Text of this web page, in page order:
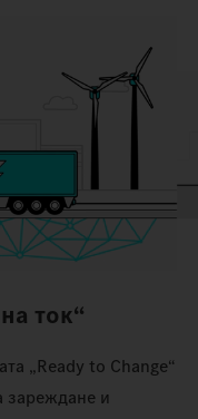
ток“
„Ready to Change“
зареждане и